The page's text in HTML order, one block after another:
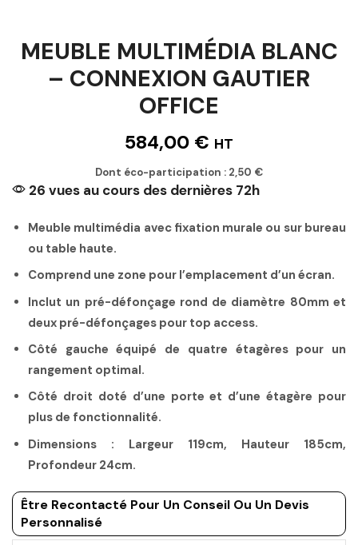
MEUBLE MULTIMÉDIA BLANC
– CONNEXION GAUTIER
OFFICE
584,00 € HT
Dont éco-participation : 2,50 €
26 vues au cours des dernières 72h
Meuble multimédia avec fixation murale ou sur bureau
ou table haute.
Comprend une zone pour l’emplacement d’un écran.
Inclut un pré-défonçage rond de diamètre 80mm et
deux pré-défonçages pour top access.
Côté gauche équipé de quatre étagères pour un
rangement optimal.
Côté droit doté d’une porte et d’une étagère pour
plus de fonctionnalité.
Dimensions : Largeur 119cm, Hauteur 185cm,
Profondeur 24cm.
Être Recontacté Pour Un Conseil Ou Un Devis
Personnalisé